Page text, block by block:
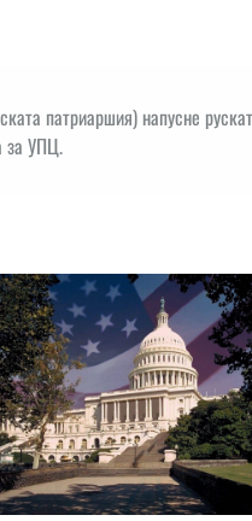
патриаршия) напусне
за УПЦ.